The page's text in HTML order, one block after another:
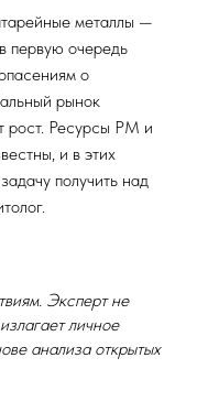
металлы —
первую очередь
о
рынок
рост. Ресурсы РМ и
и в этих
получить над
Эксперт не
личное
анализа открытых